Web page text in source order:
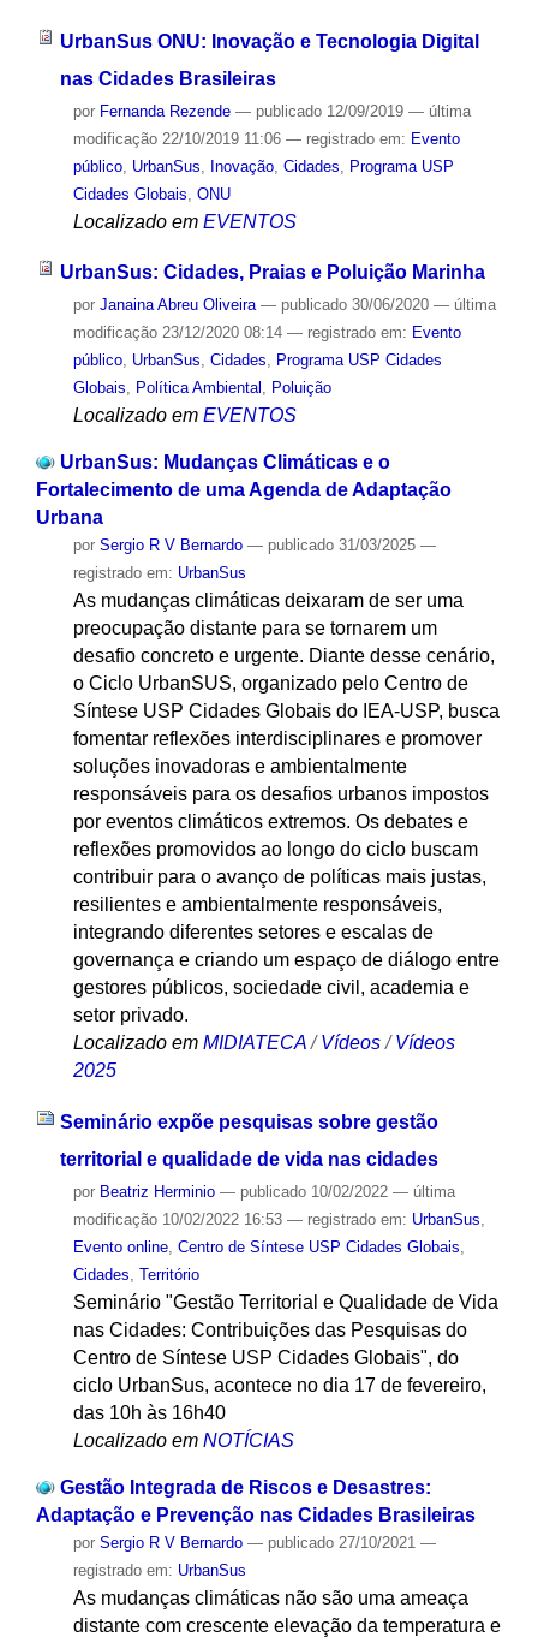
UrbanSus ONU: Inovação e Tecnologia Digital
nas Cidades Brasileiras
por Fernanda Rezende — publicado12/09/2019 — última
modificação22/10/2019 11:06 — registrado em: Evento
público, UrbanSus Inovação, Cidades
Programa USP
Cidades Globais ONU
Localizado em EVENTOS
UrbanSus: Cidades, Praias e Poluição Marinha
por Janaina Abreu Oliveira — publicado30/06/2020 — última
modificação23/12/2020 08:14 — registrado em: Evento
público, UrbanSus, Cidades, Programa USP Cidades
Globais, Política Ambiental , Poluição
Localizado em EVENTOS
UrbanSus: Mudanças Climáticas e o
Fortalecimento de uma Agenda de Adaptação
Urbana
por Sergio R V Bernardo — publicado31/03/2025 —
registrado em: UrbanSus
As mudanças climáticas deixaram de ser uma
preocupação distante para se tornarem um
desafio concreto e urgente. Diante desse cenário,
o Ciclo UrbanSUS, organizado pelo Centro de
Síntese USP Cidades Globais do IEA-USP, busca
fomentar reflexões interdisciplinares e promover
soluções inovadoras e ambientalmente
responsáveis para os desafios urbanos impostos
por eventos climáticos extremos. Os debates e
reflexões promovidos ao longo do ciclo buscam
contribuir para o avanço de políticas mais justas,
resilientes e ambientalmente responsáveis,
integrando diferentes setores e escalas de
governança e criando um espaço de diálogo entre
gestores públicos, sociedade civil, academia e
setor privado.
Localizado em MIDIATECA /Vídeos /Vídeos
2025
Seminário expõe pesquisas sobre gestão
territorial e qualidade de vida nas cidades
por Beatriz Herminio — publicado10/02/2022 — última
modificação10/02/2022 16:53 — registrado em: UrbanSus
Evento online, Centro de Síntese USP Cidades Globais
Cidades Território
Seminário "Gestão Territorial e Qualidade de Vida
nas Cidades: Contribuições das Pesquisas do
Centro de Síntese USP Cidades Globais", do
ciclo UrbanSus, acontece no dia 17 de fevereiro,
das 10h às 16h40
Localizado em NOTÍCIAS
Gestão Integrada de Riscos e Desastres:
Adaptação e Prevenção nas Cidades Brasileiras
por Sergio R V Bernardo — publicado27/10/2021 —
registrado em: UrbanSus
As mudanças climáticas não são uma ameaça
distante com crescente elevação da temperatura e